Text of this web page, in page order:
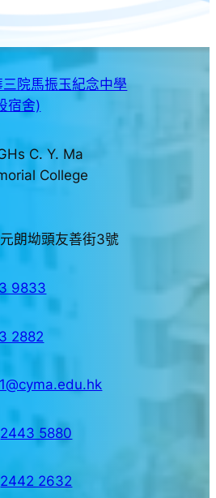
三院馬振玉紀念中學
宿舍)
C. Y. Ma
College
朗坳頭友善街3號
9833
2882
2443 5880
2442 2632